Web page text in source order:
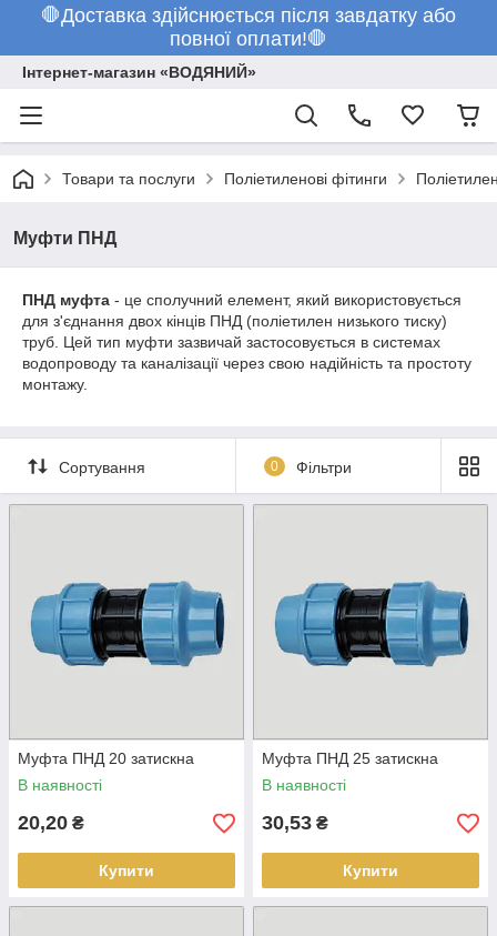
🛑Доставка здійснюється після завдатку або
повної оплати!🛑
Інтернет-магазин «ВОДЯНИЙ»
Товари та послуги Поліетиленові фітинги
Муфти ПНД
ПНД муфта - це сполучний елемент, який використовується
для з'єднання двох кінців ПНД (поліетилен низького тиску)
труб. Цей тип муфти зазвичай застосовується в системах
водопроводу та каналізації через свою надійність та простоту
монтажу.
Сортування 0 Фільтри
Муфта ПНД 20 затискна
В наявності
20,20 ₴
Купити
Муфта ПНД 25 затискна
В наявності
30,53 ₴
Купити